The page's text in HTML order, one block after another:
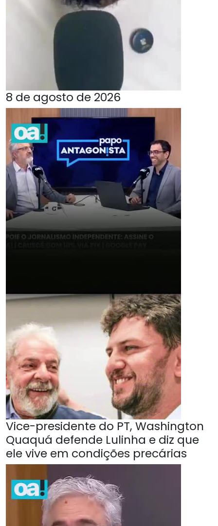
8 de agosto de 2026
Vice-presidente do PT, Washington
Quaquá defende Lulinha e diz que
ele vive em condições precárias